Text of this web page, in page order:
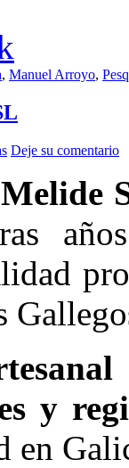
, Manuel Arroyo,
Deje su comentario
y
en